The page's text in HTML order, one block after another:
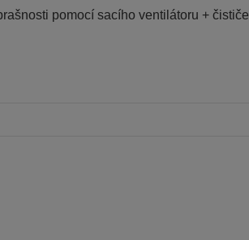
pomocí sacího ventilátoru + čističe